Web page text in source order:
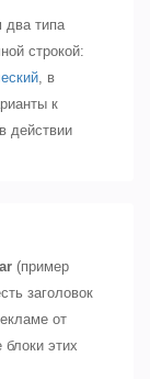
типа
строкой:
, в
к
действии
(пример
заголовок
от
этих